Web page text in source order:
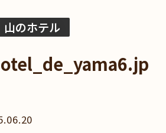
山のホテル